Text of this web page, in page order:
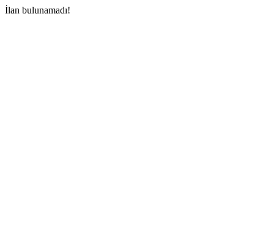
İlan bulunamadı!